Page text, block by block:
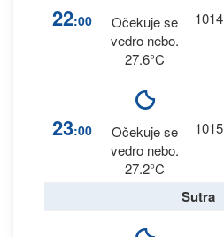
22:00
Očekuje se
vedro nebo.
27.6°C
1014
23:00
Očekuje se
vedro nebo.
27.2°C
1015
Sutra